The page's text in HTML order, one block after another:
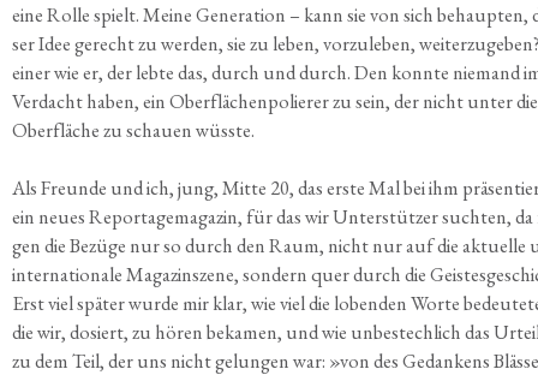
eine Rol­le spielt. Mei­ne Gene­ra­ti­on – kann sie von sich behaup­ten,
ser Idee gerecht zu wer­den, sie zu leben, vor­zu­le­ben,
einer wie er, der leb­te das, durch und durch. Den konn­te nie­mand
Ver­dacht haben, ein Ober­flä­chen­po­lie­rer zu sein, der nicht unter die
Ober­flä­che zu schau­en wüsste.
Als Freun­de und ich, jung, Mit­te 20, das ers­te Mal bei ihm
ein neu­es Repor­ta­ge­ma­ga­zin, für das wir Unter­stüt­zer such­ten,
gen die Bezü­ge nur so durch den Raum, nicht nur auf die aktu­el­le
inter­na­tio­na­le Maga­zin­sze­ne, son­dern quer durch die
Erst viel spä­ter wur­de mir klar, wie viel die loben­den Wor­te
die wir, dosiert, zu hören beka­men, und wie unbe­stech­lich das
zu dem Teil, der uns nicht gelun­gen war: »von des Gedan­kens Bläs­se